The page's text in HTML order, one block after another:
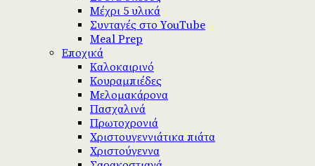
Μέχρι 5 υλικά
Συνταγές στο YouTube
Meal Prep
Εποχικά
Καλοκαιρινό
Κουραμπιέδες
Μελομακάρονα
Πασχαλινά
Πρωτοχρονιά
Χριστουγεννιάτικα πιάτα
Χριστούγεννα